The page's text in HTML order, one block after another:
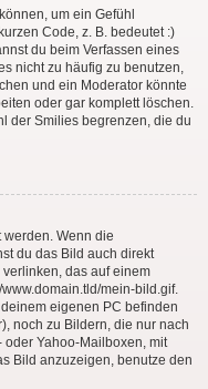
um ein Gefühl
Code, z. B. bedeutet :)
du beim Verfassen eines
nicht zu häufig zu benutzen,
und ein Moderator könnte
oder gar komplett löschen.
der Smilies begrenzen, die du
Wenn die
du das Bild auch direkt
das auf einem
mein-bild.gif.
eigenen PC befinden
noch zu Bildern, die nur nach
oder Yahoo-Mailboxen, mit
Bild anzuzeigen, benutze den